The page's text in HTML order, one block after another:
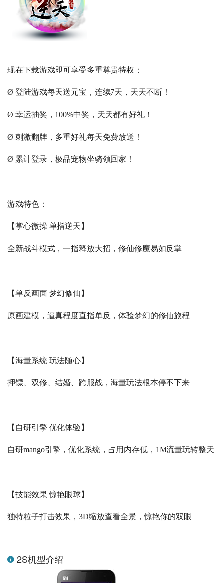
现在下载游戏即可享受多重尊贵特权：
Ø 登陆游戏每天送元宝，连续7天，天天不断！
Ø 幸运抽奖，100%中奖，天天都有好礼！
Ø 刺激翻牌，多重好礼每天免费放送！
Ø 累计登录，极品宠物坐骑领回家！
游戏特色：
【掌心微操 单指逆天】
全新战斗模式，一指释放大招，修仙修魔易如反掌
【单反画面 梦幻修仙】
原画建模，逼真程度直指单反，体验梦幻的修仙旅程
【海量系统 玩法随心】
押镖、双修、结婚、跨服战，海量玩法根本停不下来
【自研引擎 优化体验】
自研mango引擎，优化系统，占用内存低， 1M流量玩转整天
【技能效果 惊艳眼球】
独特粒子打击效果， 3D缩放查看全景，惊艳你的双眼
2S机型介绍